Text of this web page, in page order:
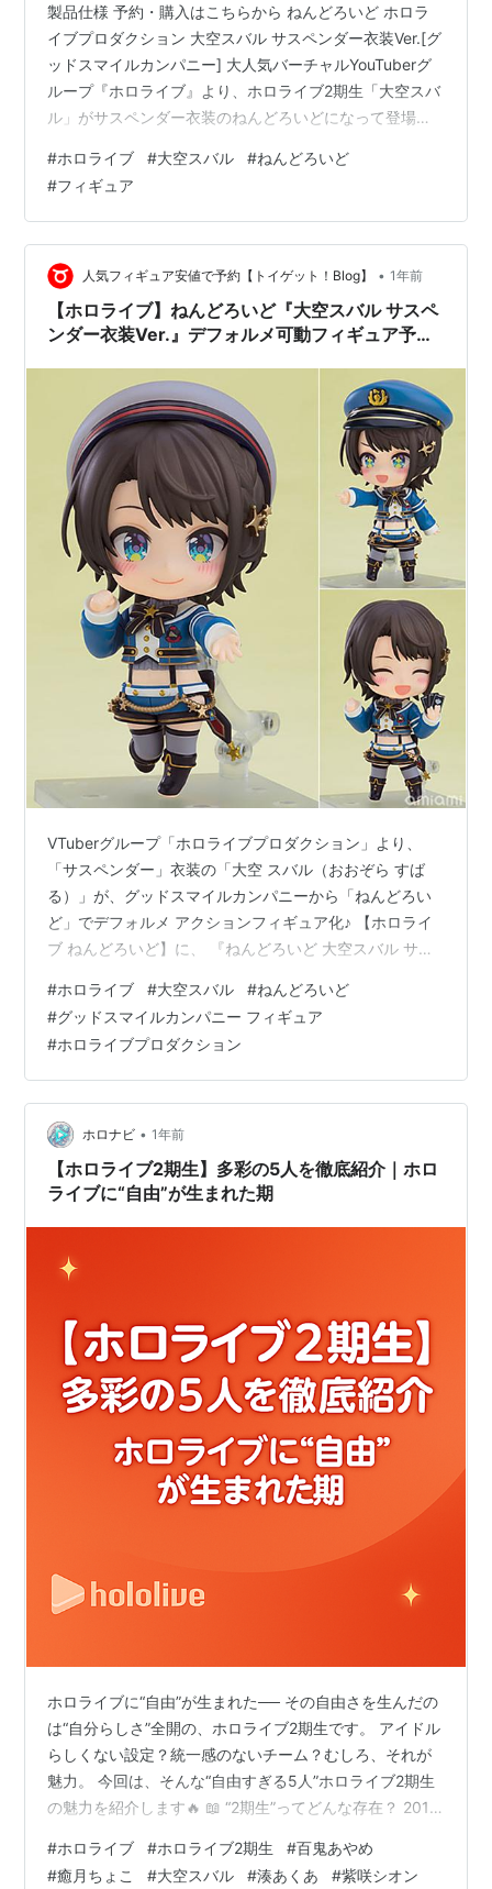
製品仕様 予約・購入はこちらから ねんどろいど ホロラ
イブプロダクション 大空スバル サスペンダー衣装Ver.[グ
ッドスマイルカンパニー] 大人気バーチャルYouTuberグ
ループ『ホロライブ』より、ホロライブ2期生「大空スバ
ル」がサスペンダー衣装のねんどろいどになって登場で
顔」 ・オプションパーツ：「カード束」「サスペンダー
衣装帽子」「大空警察帽子」ほか 製品仕様 塗装済み可動
フィギュア 【サイズ】全高：約100mm(ノンスケール)
【素材】プラスチック 【セット内容一覧】 フィギュア本
体 、専用台座 発売日： ２６年０１月未定 参考価格：…
#ホロライブ #大空スバル #ねんどろいど
#フィギュア
人気フィギュア安値で予約【トイゲット！Blog】 • 1年前
【ホロライブ】ねんどろいど『大空スバル サスペ
ンダー衣装Ver.』デフォルメ可動フィギュア予約
VTuberグループ「ホロライブプロダクション」より、
「サスペンダー」衣装の「大空 スバル（おおぞら すば
る）」が、グッドスマイルカンパニーから「ねんどろい
ど」でデフォルメ アクションフィギュア化♪ 【ホロライ
ブ ねんどろいど】に、 『ねんどろいど 大空スバル サス
顔」「笑顔」「キラキラ顔」の全3種。 オプションとし
て「カード束」「サスペンダー衣装帽子」「大空警察帽
子」等が付属♪ フィギュアのサイズは、 ノンスケールの
全高：約10cm。 原型製作は「七兵衛」（松田モデ
ル）。 （※敬称略） 【限定販売】ねんどろいど『大空ス
バル サスペンダー…
#ホロライブ #大空スバル #ねんどろいど
#グッドスマイルカンパニー フィギュア
#ホロライブプロダクション
ホロナビ • 1年前
【ホロライブ2期生】多彩の5人を徹底紹介｜ホロ
ライブに“自由”が生まれた期
ホロライブに“自由”が生まれた── その自由さを生んだの
は“自分らしさ”全開の、ホロライブ2期生です。 アイドル
らしくない設定？統一感のないチーム？むしろ、それが
魅力。 今回は、そんな“自由すぎる5人”ホロライブ2期生
の魅力を紹介します🔥 📖 “2期生”ってどんな存在？ 2018
界観も一人ひとりがまるで別の方向を向いているような
#ホロライブ #ホロライブ2期生 #百鬼あやめ
#癒月ちょこ #大空スバル #湊あくあ #紫咲シオン